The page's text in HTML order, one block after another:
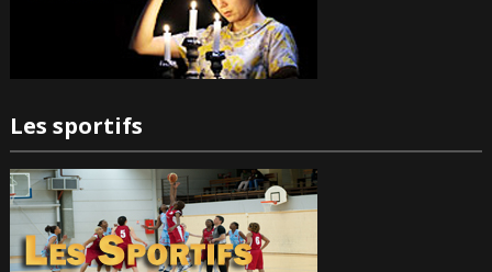
Les sportifs